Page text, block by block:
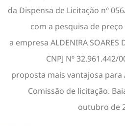
da Dispensa de Licitação nº
com a pesquisa de
a empresa ALDENIRA SOARES
CNPJ Nº 32.961.442/
proposta mais vantajosa
Comissão de licitação.
outubro de